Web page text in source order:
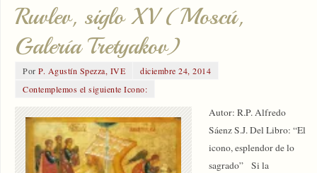
Ruvlev, siglo XV (Moscú,
Galería Tretyakov)
PorP. Agustín Spezza, IVE
diciembre 24, 2014
Contemplemos el siguiente Icono:
Autor: R.P. Alfredo
Sáenz S.J. Del Libro: “El
icono, esplendor de lo
sagrado” Si la